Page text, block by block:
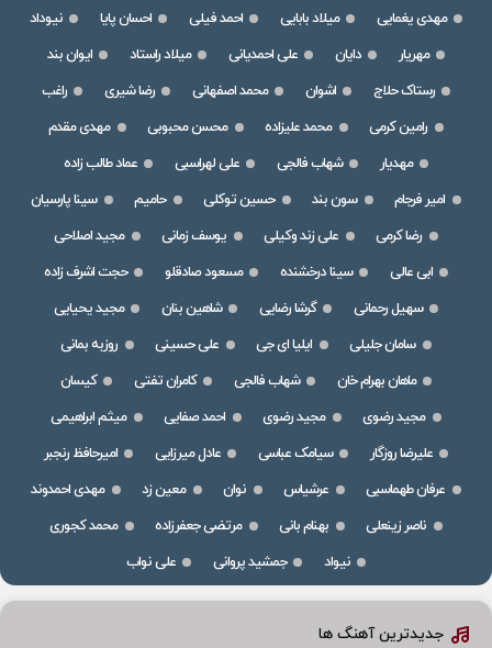
مهدی یغمایی میلاد بابایی احمد فیلی احسان پایا
نیوداد
مهریار
دایان علی احمدیانی میلاد راستاد
ایوان بند
رستاک حلاج
اشوان محمد اصفهانی رضا شیری
راغب
رامین کرمی
محمد علیزاده محسن محبوبی
مهدی مقدم
مهدیار
شهاب فالجی علی لهراسبی
عماد طالب زاده
امیر فرجام
سون بند حسین توکلی حامیم
سینا پارسیان
رضا کرمی
علی زند وکیلی یوسف زمانی
مجید اصلاحی
ابی عالی
سینا درخشنده مسعود صادقلو
حجت اشرف زاده
سهیل رحمانی
گرشا رضایی شاهین بنان
مجید یحیایی
سامان جلیلی
ایلیا ای جی علی حسینی
روزبه بمانی
ماهان بهرام خان
شهاب فالجی کامران تفتی
کیسان
مجید رضوی
مجید رضوی احمد صفایی
میثم ابراهیمی
علیرضا روزگار
سیامک عباسی عادل میرزایی
امیرحافظ رنجبر
عرفان طهماسبی
عرشیاس نوان معین زد
مهدی احمدوند
ناصر زینعلی
بهنام بانی مرتضی جعفرزاده
محمد کجوری
نیواد
جمشید پروانی علی نواب
جدیدترین آهنگ ها